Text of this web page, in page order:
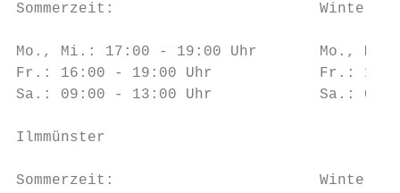
Sommerzeit:
Mo., Mi.: 17:00 - 19:00 Uhr       Mo., Mi.:
Fr.: 16:00 - 19:00 Uhr            Fr.: 15:00
Sa.: 09:00 - 13:00 Uhr            Sa.: 09:00
Ilmmünster
Sommerzeit: